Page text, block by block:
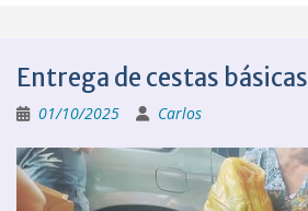
Entrega de cestas básicas
01/10/2025 Carlos